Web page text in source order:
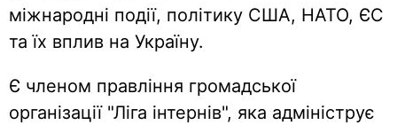
міжнародні події, політику США, НАТО, ЄС
та їх вплив на Україну.
Є членом правління громадської
організації "Ліга інтернів", яка адмініструє